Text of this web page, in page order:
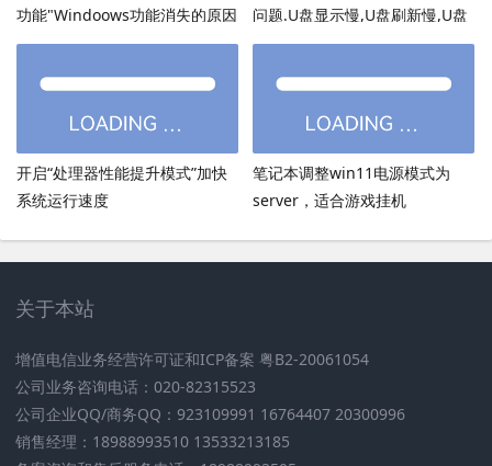
功能"Windoows功能消失的原因
问题.U盘显示慢,U盘刷新慢,U盘
加载慢
开启“处理器性能提升模式”加快
系统运行速度
笔记本调整win11电源模式为
server，适合游戏挂机
关于本站
增值电信业务经营许可证和ICP备案 粤B2-20061054
公司业务咨询电话：020-82315523
公司企业QQ/商务QQ：923109991 16764407 20300996
销售经理：18988993510 13533213185